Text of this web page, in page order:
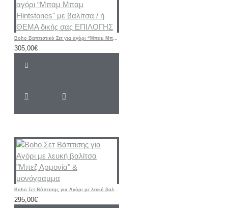
Boho Βαπτιστικό Σετ για αγόρι “Μπαμ Μπαμ Flintstones" με βαλίτσα / ή ΘΕΜΑ δικής σας ΕΠΙΛΟΓΗΣ
305,00€
Boho Σετ Βάπτισης για Αγόρι με λευκή βαλίτσα "Μπεζ Αρμονία" & μονόγραμμα
295,00€